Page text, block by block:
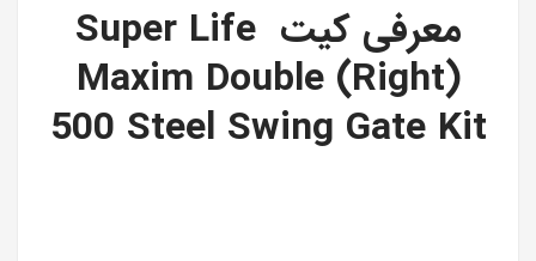
معرفی کیت Super Life
Maxim Double (Right)
500 Steel Swing Gate Kit